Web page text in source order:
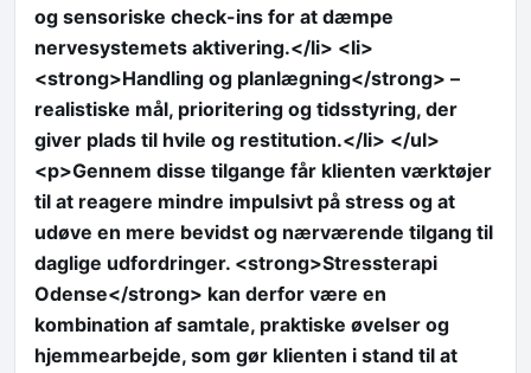
og sensoriske check-ins for at dæmpe
nervesystemets aktivering.</li> <li>
<strong>Handling og planlægning</strong> –
realistiske mål, prioritering og tidsstyring, der
giver plads til hvile og restitution.</li> </ul>
<p>Gennem disse tilgange får klienten værktøjer
til at reagere mindre impulsivt på stress og at
udøve en mere bevidst og nærværende tilgang til
daglige udfordringer. <strong>Stressterapi
Odense</strong> kan derfor være en
kombination af samtale, praktiske øvelser og
hjemmearbejde, som gør klienten i stand til at